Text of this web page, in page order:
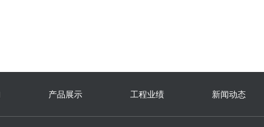
产品展示 工程业绩 新闻动态